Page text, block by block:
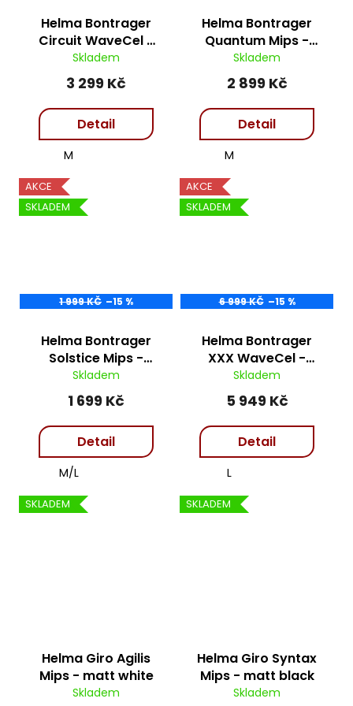
Helma Bontrager
Circuit WaveCel -
Radioactive Yellow
Skladem
3 299 Kč
Detail
M
Helma Bontrager
Quantum Mips -
Battleship
Blue/Marigold
Skladem
2 899 Kč
Detail
M
AKCE
SKLADEM
1 999 KČ –15 %
Helma Bontrager
Solstice Mips -
Waterloo Blue
Skladem
1 699 Kč
Detail
M/L
AKCE
SKLADEM
6 999 KČ –15 %
Helma Bontrager
XXX WaveCel -
Azure
Skladem
5 949 Kč
Detail
L
SKLADEM
Helma Giro Agilis
Mips - matt white
Skladem
SKLADEM
Helma Giro Syntax
Mips - matt black
Skladem